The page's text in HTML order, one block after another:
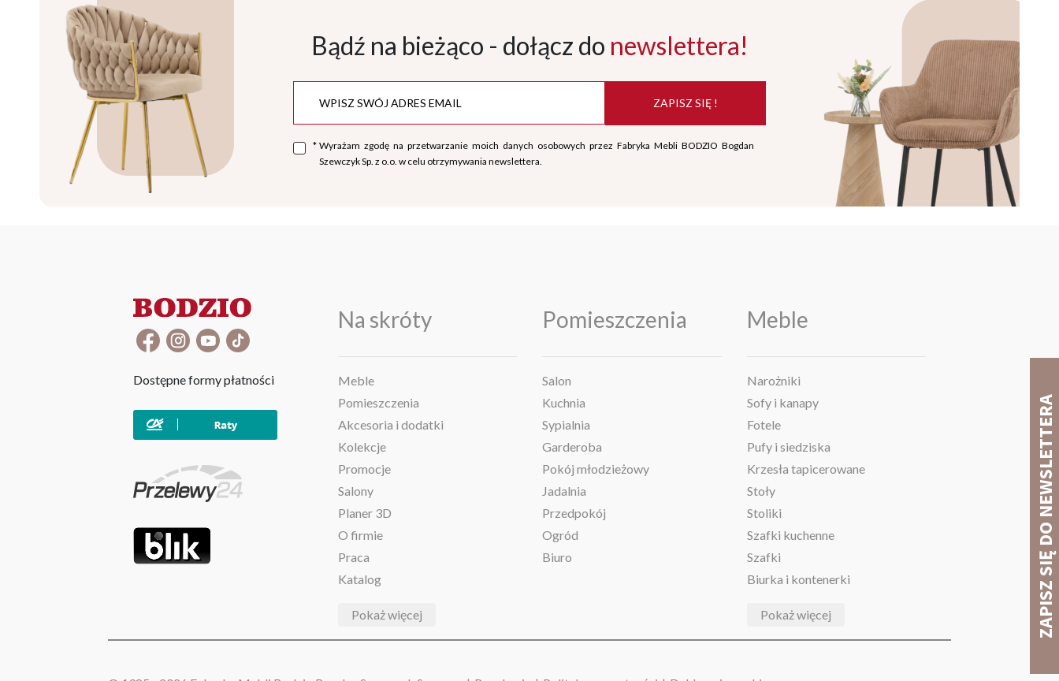
Bądź na bieżąco - dołącz do newslettera!
ZAPISZ SIĘ !
* Wyrażam zgodę na przetwarzanie moich danych osobowych przez Fabryka Mebli BODZIO Bogdan
Szewczyk Sp. z o.o. w celu otrzymywania newslettera.
Dostępne formy płatności
Na skróty
Meble
Pomieszczenia
Akcesoria i dodatki
Kolekcje
Promocje
Salony
Planer 3D
O firmie
Praca
Katalog
Pokaż więcej
Pomieszczenia
Salon
Kuchnia
Sypialnia
Garderoba
Pokój młodzieżowy
Jadalnia
Przedpokój
Ogród
Biuro
Meble
Narożniki
Sofy i kanapy
Fotele
Pufy i siedziska
Krzesła tapicerowane
Stoły
Stoliki
Szafki kuchenne
Szafki
Biurka i kontenerki
Pokaż więcej